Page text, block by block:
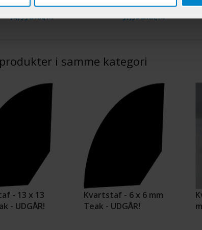
74,95 DKK/M 57,50 DKK/M
i samme kategori
- 13 x 13
- UDGÅR!
Kvartstaf - 6 x 6 mm
Teak - UDGÅR!